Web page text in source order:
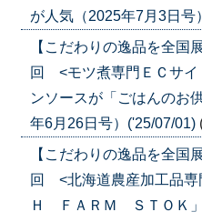
が人気（2025年7月3日号
【こだわりの逸品を全国
回 <モツ煮専門ＥＣサ
ンソースが「ごはんのお
年6月26日号）('25/07/01)
【こだわりの逸品を全国
回 <北海道農産加工品専
Ｈ ＦＡＲＭ ＳＴＯＫ